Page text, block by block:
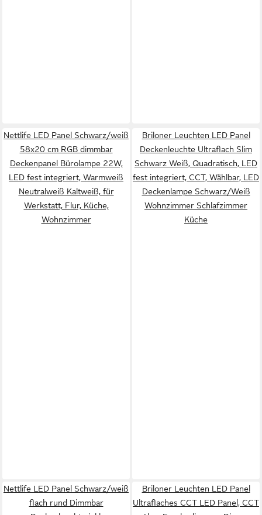
Nettlife LED Panel Schwarz/weiß
58x20 cm RGB dimmbar
Deckenpanel Bürolampe 22W,
LED fest integriert, Warmweiß
Neutralweiß Kaltweiß, für
Werkstatt, Flur, Küche,
Wohnzimmer
Briloner Leuchten LED Panel
Deckenleuchte Ultraflach Slim
Schwarz Weiß, Quadratisch, LED
fest integriert, CCT, Wählbar, LED
Deckenlampe Schwarz/Weiß
Wohnzimmer Schlafzimmer
Küche
Nettlife LED Panel Schwarz/weiß
flach rund Dimmbar
Briloner Leuchten LED Panel
Ultraflaches CCT LED Panel, CCT